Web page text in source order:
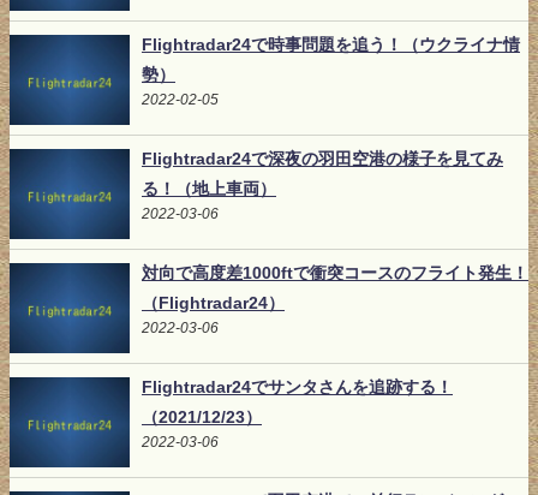
Flightradar24で時事問題を追う！（ウクライナ情
勢）
2022-02-05
Flightradar24で深夜の羽田空港の様子を見てみ
る！（地上車両）
2022-03-06
対向で高度差1000ftで衝突コースのフライト発生！
（Flightradar24）
2022-03-06
Flightradar24でサンタさんを追跡する！
（2021/12/23）
2022-03-06